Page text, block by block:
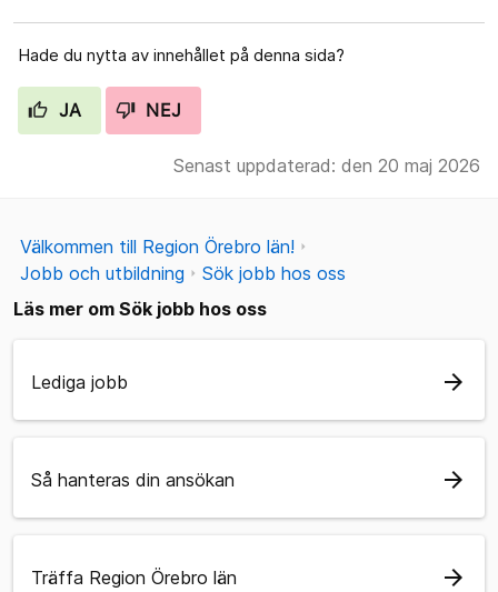
Hade du nytta av innehållet på denna sida?
JA NEJ
Senast uppdaterad: den 20 maj 2026
Välkommen till Region Örebro län!
Jobb och utbildning
Sök jobb hos oss
Läs mer om Sök jobb hos oss
Lediga jobb arrow_forward
Så hanteras din ansökan arrow_forward
Träffa Region Örebro län arrow_forward